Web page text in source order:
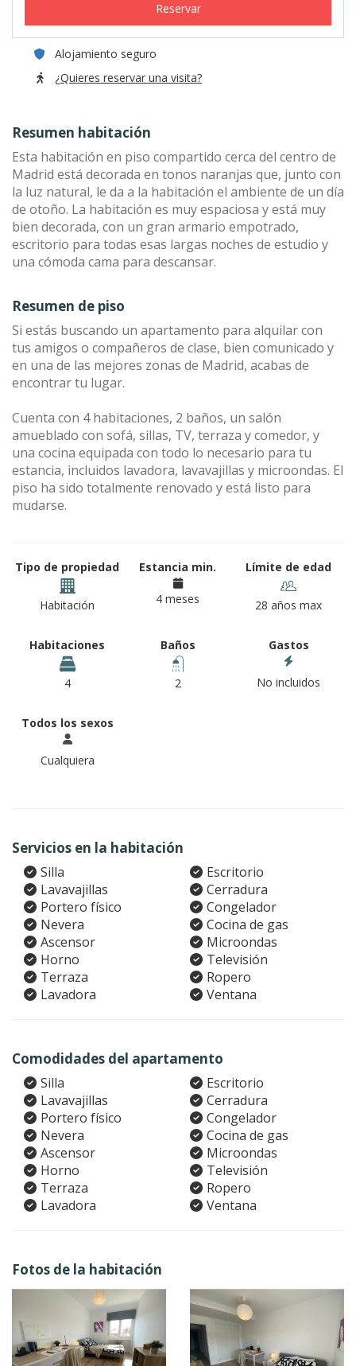
Reservar
Alojamiento seguro
¿Quieres reservar una visita?
Resumen habitación
Esta habitación en piso compartido cerca del centro de
Madrid está decorada en tonos naranjas que, junto con
la luz natural, le da a la habitación el ambiente de un día
de otoño. La habitación es muy espaciosa y está muy
bien decorada, con un gran armario empotrado,
escritorio para todas esas largas noches de estudio y
una cómoda cama para descansar.
Resumen de piso
Si estás buscando un apartamento para alquilar con
tus amigos o compañeros de clase, bien comunicado y
en una de las mejores zonas de Madrid, acabas de
encontrar tu lugar.
Cuenta con 4 habitaciones, 2 baños, un salón
amueblado con sofá, sillas, TV, terraza y comedor, y
una cocina equipada con todo lo necesario para tu
estancia, incluidos lavadora, lavavajillas y microondas. El
piso ha sido totalmente renovado y está listo para
mudarse.
Tipo de propiedad
Habitación
Estancia min.
4 meses
Límite de edad
28 años max
Habitaciones
4
Baños
2
Gastos
No incluidos
Todos los sexos
Cualquiera
Servicios en la habitación
Silla
Escritorio
Lavavajillas
Cerradura
Portero físico
Congelador
Nevera
Cocina de gas
Ascensor
Microondas
Horno
Televisión
Terraza
Ropero
Lavadora
Ventana
Comodidades del apartamento
Silla
Escritorio
Lavavajillas
Cerradura
Portero físico
Congelador
Nevera
Cocina de gas
Ascensor
Microondas
Horno
Televisión
Terraza
Ropero
Lavadora
Ventana
Fotos de la habitación